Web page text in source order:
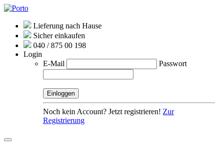
Lieferung nach Hause
Sicher einkaufen
040 / 875 00 198
Login
E-Mail
Passwort
Noch kein Account? Jetzt registrieren! Zur
Registrierung